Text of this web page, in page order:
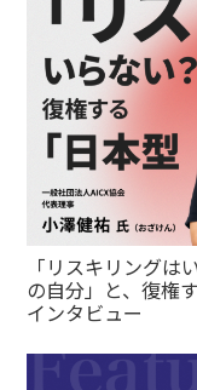
「リスキリング
の自分」と、復権
インタビュー